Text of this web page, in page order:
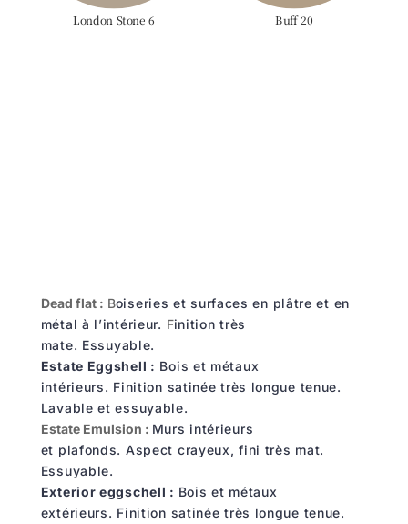
London Stone 6 Buff 20
Dead flat : Boiseries et surfaces en plâtre et en
métal à l’intérieur. Finition très
mate. Essuyable.
Estate Eggshell : Bois et métaux
intérieurs. Finition satinée très longue tenue.
Lavable et essuyable.
Estate Emulsion : Murs intérieurs
et plafonds. Aspect crayeux, fini très mat.
Essuyable.
Exterior eggschell : Bois et métaux
extérieurs. Finition satinée très longue tenue.